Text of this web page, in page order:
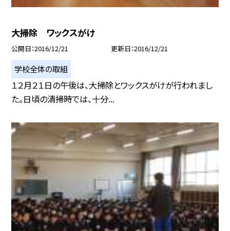
大掃除 ワックスがけ
公開日 2016/12/21 更新日 2016/12/21
学校全体の取組
１２月２１日の午後は、大掃除とワックスがけが行われまし
た。日頃の清掃時では、十分...